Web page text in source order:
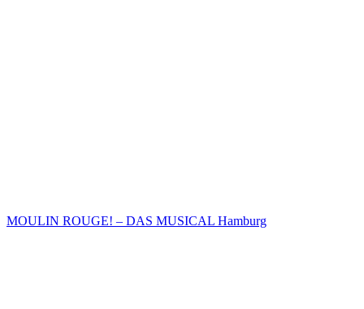
MOULIN ROUGE! – DAS MUSICAL Hamburg